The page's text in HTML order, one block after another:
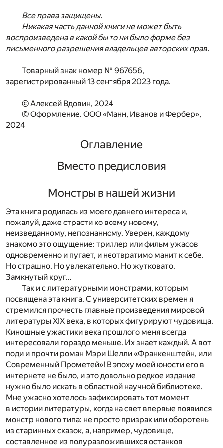
Все права защищены.
Никакая часть данной книги не может быть
воспроизведена в какой бы то ни было форме без
письменного разрешения владельцев авторских прав.
Товарный знак номер № 967656,
зарегистрированный 13 сентября 2023 года.
© Алексей Вдовин, 2024
© Оформление. ООО «Манн, Иванов и Фербер»,
2024
Оглавление
Вместо предисловия
Монстры в нашей жизни
Эта книга родилась из моего давнего интереса и,
пожалуй, даже страсти ко всему новому,
неизведанному, непознанному. Уверен, каждому
знакомо это ощущение: триллер или фильм ужасов
одновременно и пугает, и неотвратимо манит к себе.
Но страшно. Но увлекательно. Но жутковато.
Замкнутый круг…
Так и с литературными монстрами, которым
посвящена эта книга. С университетских времен я
стремился прочесть главные произведения мировой
литературы XIX века, в которых фигурируют чудовища.
Киношные ужастики века прошлого меня всегда
интересовали гораздо меньше. Их знает каждый. А вот
поди и прочти роман Мэри Шелли «Франкенштейн, или
Современный Прометей»! В эпоху моей юности его в
интернете не было, и это довольно редкое издание
нужно было искать в областной научной библиотеке.
Мне ужасно хотелось зафиксировать тот момент
в истории литературы, когда на свет впервые появился
монстр нового типа: не просто призрак или оборотень
из старинных сказок, а, например, чудовище,
составленное из полуразложившихся останков